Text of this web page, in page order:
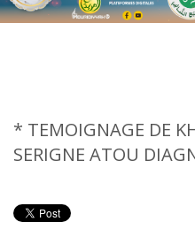
* TEMOIGNAGE DE
SERIGNE ATOU